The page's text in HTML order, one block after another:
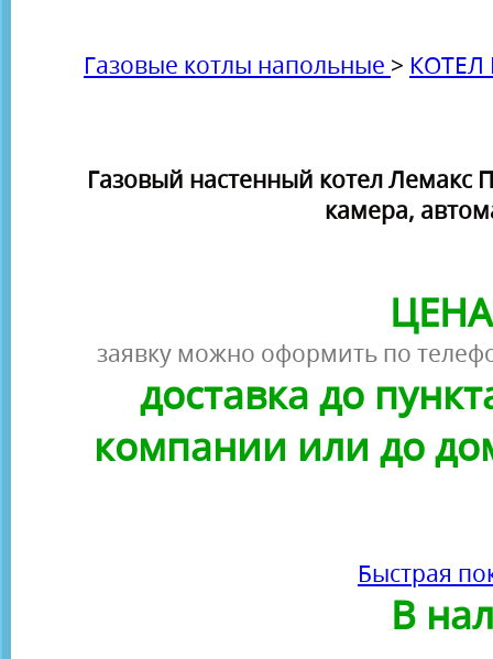
Газовые котлы напольные > КОТЕЛ
Газовый настенный котел Лемакс
камера,
заявку можно оформить по
доставка до
компании или до
Быстрая
В